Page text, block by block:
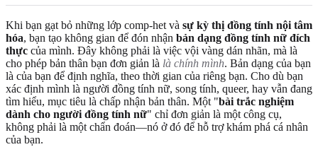
Khi bạn gạt bỏ những lớp comp-het và sự kỳ thị đồng tính nội tâm
hóa, bạn tạo không gian để đón nhận bản dạng đồng tính nữ đích
thực của mình. Đây không phải là việc vội vàng dán nhãn, mà là
cho phép bản thân bạn đơn giản là là chính mình. Bản dạng của bạn
là của bạn để định nghĩa, theo thời gian của riêng bạn. Cho dù bạn
xác định mình là người đồng tính nữ, song tính, queer, hay vẫn đang
tìm hiểu, mục tiêu là chấp nhận bản thân. Một "bài trắc nghiệm
dành cho người đồng tính nữ" chỉ đơn giản là một công cụ,
không phải là một chẩn đoán—nó ở đó để hỗ trợ khám phá cá nhân
của bạn.